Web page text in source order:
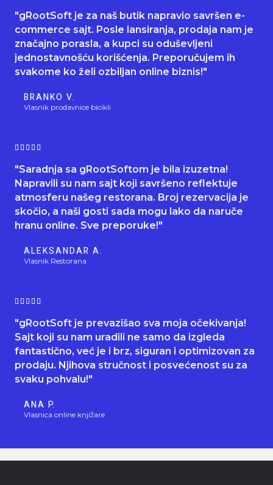
t
e
d
5
o
u
t
"gRootSoft je za naš butik napravio savršen e-
commerce sajt. Posle lansiranja, prodaja nam je
značajno porasla, a kupci su oduševljeni
jednostavnošću korišćenja. Preporučujem ih
svakome ko želi ozbiljan online biznis!"
BRANKO V.
Vlasnik prodavnice bicikli
    
t
e
d
5
o
u
t
"Saradnja sa gRootSoftom je bila izuzetna!
Napravili su nam sajt koji savršeno reflektuje
atmosferu našeg restorana. Broj rezervacija je
skočio, a naši gosti sada mogu lako da naruče
hranu online. Sve preporuke!"
ALEKSANDAR A.
Vlasnik Restorana
    
t
e
d
5
o
u
t
"gRootSoft je prevazišao sva moja očekivanja!
Sajt koji su nam uradili ne samo da izgleda
fantastično, već je i brz, siguran i optimizovan za
prodaju. Njihova stručnost i posvećenost su za
svaku pohvalu!"
ANA P.
Vlasnica online knjižare